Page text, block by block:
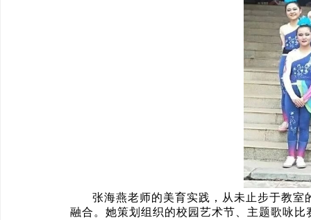
张海燕老师的美育实践，从未止步于教
融合。她策划组织的校园艺术节、主题歌咏